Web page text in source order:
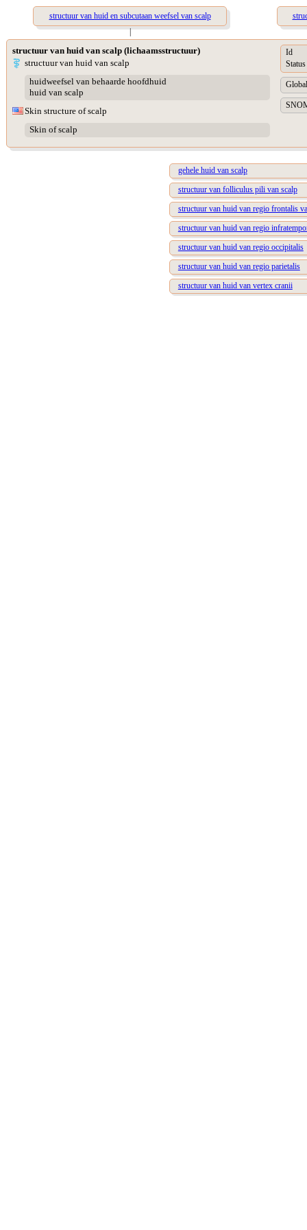
structuur van huid en subcutaan weefsel van scalp
|
structuur van huid van scalp (lichaamsstructuur)
structuur van huid van scalp
huidweefsel van behaarde hoofdhuid
huid van scalp
Skin structure of scalp
Skin of scalp
Id
Status
gehele huid van scalp
structuur van folliculus pili van scalp
structuur van huid van regio frontalis
structuur van huid van regio
structuur van huid van regio occipitalis
structuur van huid van regio parietalis
structuur van huid van vertex cranii